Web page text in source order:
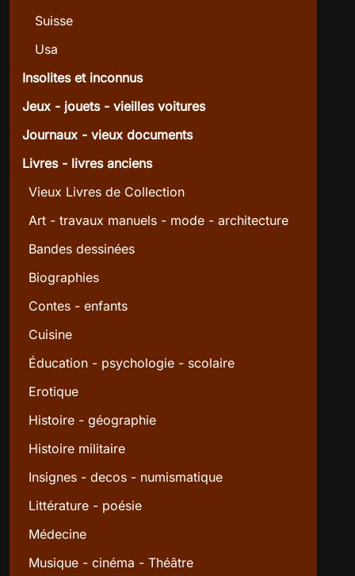
Suisse
Usa
Insolites et inconnus
Jeux - jouets - vieilles voitures
Journaux - vieux documents
Livres - livres anciens
Vieux Livres de Collection
Art - travaux manuels - mode - architecture
Bandes dessinées
Biographies
Contes - enfants
Cuisine
Éducation - psychologie - scolaire
Erotique
Histoire - géographie
Histoire militaire
Insignes - decos - numismatique
Littérature - poésie
Médecine
Musique - cinéma - Théâtre